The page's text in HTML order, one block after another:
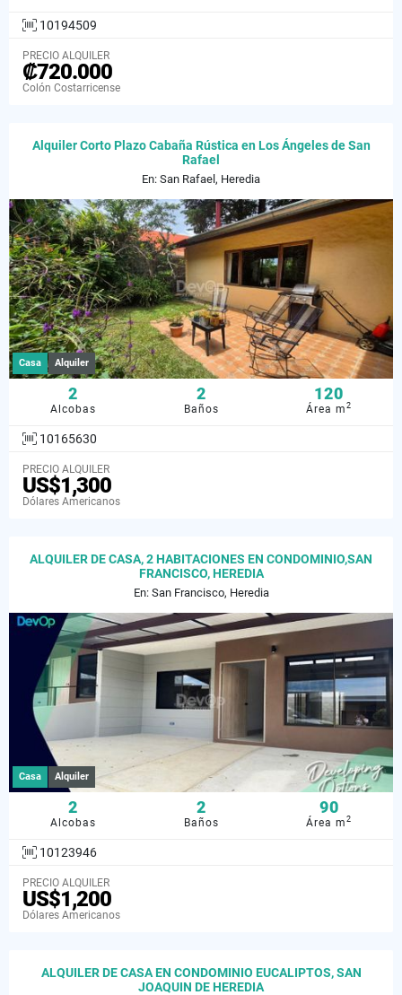
10194509
PRECIO ALQUILER
₡720.000
Colón Costarricense
Alquiler Corto Plazo Cabaña Rústica en Los Ángeles de San
Rafael
En: San Rafael, Heredia
Casa Alquiler
2
Alcobas
2
Baños
120
Área m2
10165630
PRECIO ALQUILER
US$1,300
Dólares Americanos
ALQUILER DE CASA, 2 HABITACIONES EN CONDOMINIO,SAN
FRANCISCO, HEREDIA
En: San Francisco, Heredia
Casa Alquiler
2
Alcobas
2
Baños
90
Área m2
10123946
PRECIO ALQUILER
US$1,200
Dólares Americanos
ALQUILER DE CASA EN CONDOMINIO EUCALIPTOS, SAN
JOAQUIN DE HEREDIA